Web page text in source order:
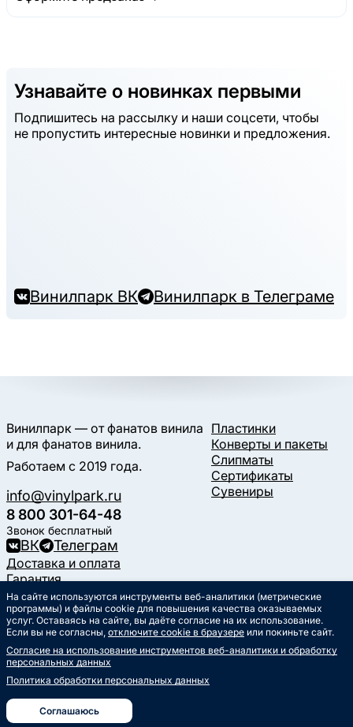
Узнавайте о новинках первыми
Подпишитесь на рассылку и наши соцсети, чтобы
не пропустить интересные новинки и предложения.
Винилпарк ВК Винилпарк в Телеграме
Винилпарк — от фанатов винила
и для фанатов винила.
Работаем с 2019 года.
info@vinylpark.ru
8 800 301-64-48
Звонок бесплатный
ВК Телеграм
Пластинки
Конверты и пакеты
Слипматы
Сертификаты
Сувениры
Доставка и оплата
Гарантия
Контакты
Статьи
Музыкальный календарь
Документы
Публичная оферта
Политика обработки
Согласие на обработкуперсональных данных
На сайте используются инструменты веб-аналитики (метрические
программы) и файлы cookie для повышения качества оказываемых
услуг. Оставаясь на сайте, вы даёте согласие на их использование.
Если вы не согласны, отключите cookie в браузере или покиньте сайт.
Согласие на использование инструментов веб-аналитики и обработку
персональных данных
Политика обработки персональных данных
Соглашаюсь